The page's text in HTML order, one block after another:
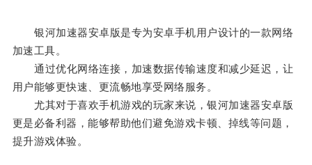
银河加速器安卓版是专为安卓手机用户设计的一款网络
加速工具。
通过优化网络连接，加速数据传输速度和减少延迟，让
用户能够更快速、更流畅地享受网络服务。
尤其对于喜欢手机游戏的玩家来说，银河加速器安卓版
更是必备利器，能够帮助他们避免游戏卡顿、掉线等问题，
提升游戏体验。